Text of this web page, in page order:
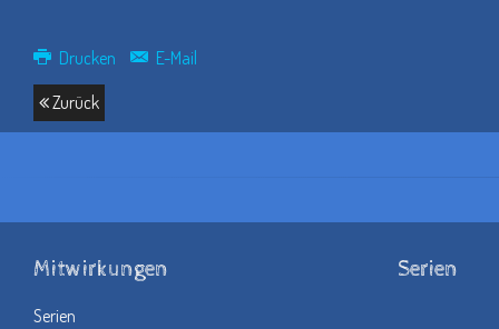
Drucken
E-Mail
Zurück
Mitwirkungen
Serien
Serien